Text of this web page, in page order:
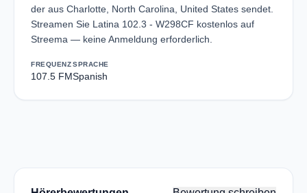
der aus Charlotte, North Carolina, United States sendet.
Streamen Sie Latina 102.3 - W298CF kostenlos auf
Streema — keine Anmeldung erforderlich.
FREQUENZ
107.5 FM
SPRACHE
Spanish